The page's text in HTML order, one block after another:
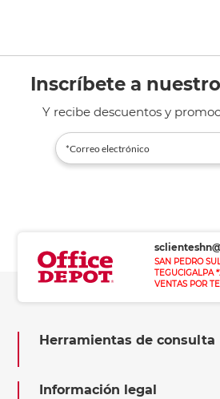
Inscríbete a
Y recibe descuentos y
SAN PEDRO
TEGUCIGALPA
VENTAS POR
Herramientas de consulta
Información legal